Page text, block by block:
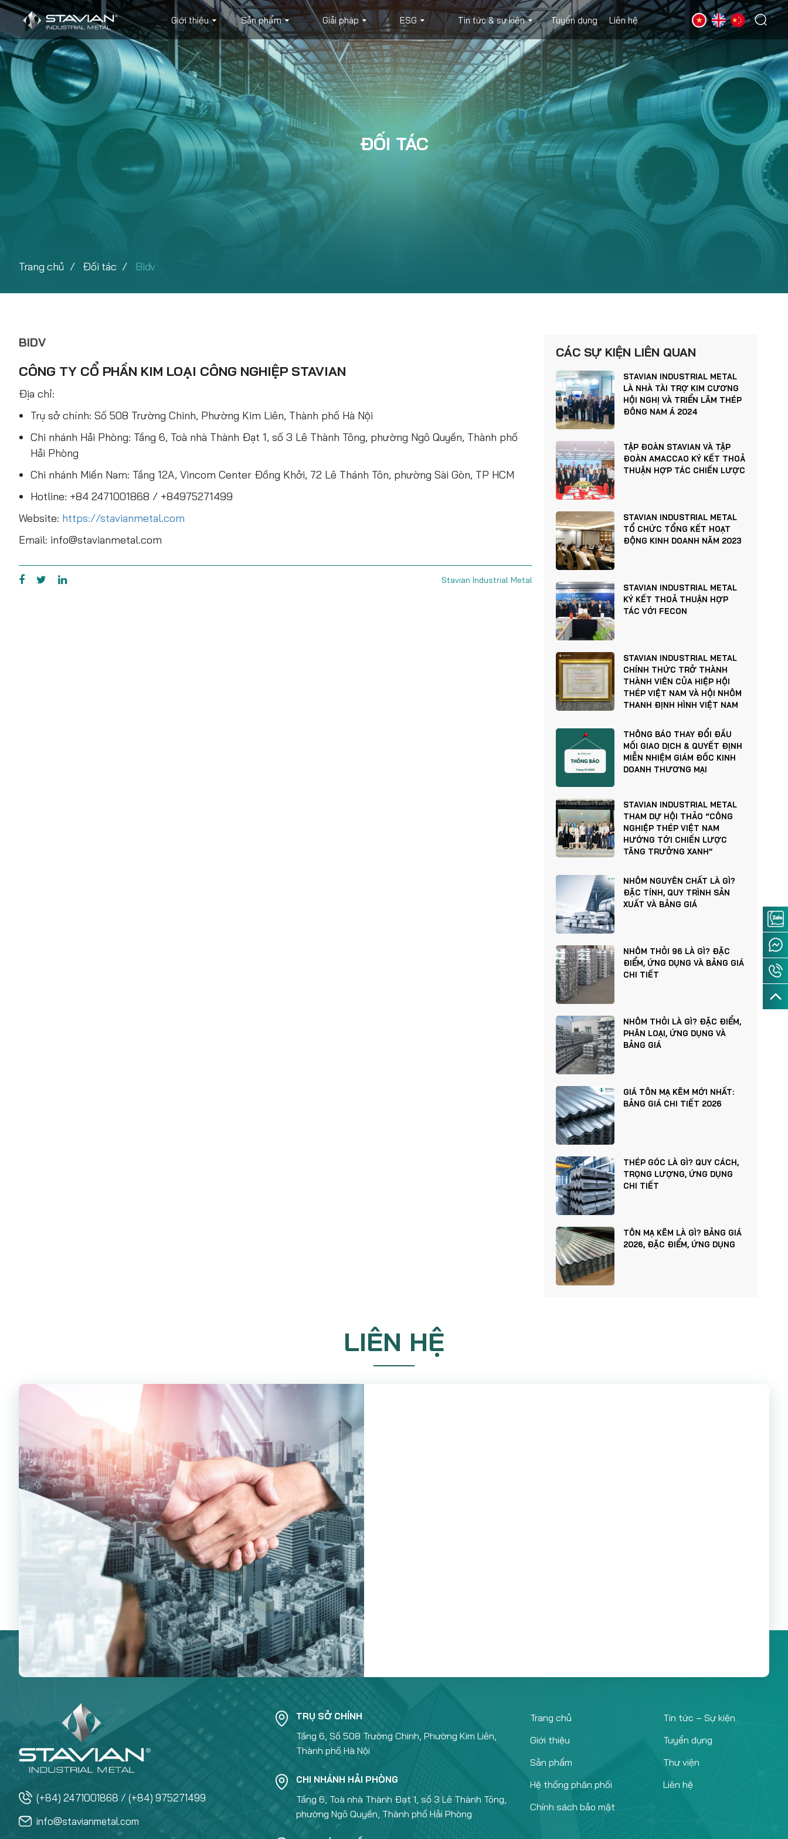
Giới thiệu Sản phẩm Giải pháp ESG Tin tức & sự kiện Tuyển dụng Liên hệ
Trang chủ Đối tác Bidv
ĐỐI TÁC
BIDV
CÔNG TY CỔ PHẦN KIM LOẠI CÔNG NGHIỆP STAVIAN
Địa chỉ:
Trụ sở chính: Số 508 Trường Chinh, Phường Kim Liên, Thành phố Hà Nội
Chi nhánh Hải Phòng: Tầng 6, Toà nhà Thành Đạt 1, số 3 Lê Thành Tông, phường Ngô Quyền, Thành phố
Hải Phòng
Chi nhánh Miền Nam: Tầng 12A, Vincom Center Đồng Khởi, 72 Lê Thánh Tôn, phường Sài Gòn, TP HCM
Hotline: +84 2471001868 / +84975271499
Website: https://stavianmetal.com
Email: info@stavianmetal.com
Stavian Industrial Metal
CÁC SỰ KIỆN LIÊN QUAN
STAVIAN INDUSTRIAL METAL
LÀ NHÀ TÀI TRỢ KIM CƯƠNG
HỘI NGHỊ VÀ TRIỂN LÃM THÉP
ĐÔNG NAM Á 2024
TẬP ĐOÀN STAVIAN VÀ TẬP
ĐOÀN AMACCAO KÝ KẾT THOẢ
THUẬN HỢP TÁC CHIẾN LƯỢC
STAVIAN INDUSTRIAL METAL
TỔ CHỨC TỔNG KẾT HOẠT
ĐỘNG KINH DOANH NĂM 2023
STAVIAN INDUSTRIAL METAL
KÝ KẾT THOẢ THUẬN HỢP
TÁC VỚI FECON
STAVIAN INDUSTRIAL METAL
CHÍNH THỨC TRỞ THÀNH
THÀNH VIÊN CỦA HIỆP HỘI
THÉP VIỆT NAM VÀ HỘI NHÔM
THANH ĐỊNH HÌNH VIỆT NAM
THÔNG BÁO THAY ĐỔI ĐẦU
MỐI GIAO DỊCH & QUYẾT ĐỊNH
MIỄN NHIỆM GIÁM ĐỐC KINH
DOANH THƯƠNG MẠI
STAVIAN INDUSTRIAL METAL
THAM DỰ HỘI THẢO “CÔNG
NGHIỆP THÉP VIỆT NAM
HƯỚNG TỚI CHIẾN LƯỢC
TĂNG TRƯỞNG XANH”
NHÔM NGUYÊN CHẤT LÀ GÌ?
ĐẶC TÍNH, QUY TRÌNH SẢN
XUẤT VÀ BẢNG GIÁ
NHÔM THỎI 96 LÀ GÌ? ĐẶC
ĐIỂM, ỨNG DỤNG VÀ BẢNG GIÁ
CHI TIẾT
NHÔM THỎI LÀ GÌ? ĐẶC ĐIỂM,
PHÂN LOẠI, ỨNG DỤNG VÀ
BẢNG GIÁ
GIÁ TÔN MẠ KẼM MỚI NHẤT:
BẢNG GIÁ CHI TIẾT 2026
THÉP GÓC LÀ GÌ? QUY CÁCH,
TRỌNG LƯỢNG, ỨNG DỤNG
CHI TIẾT
TÔN MẠ KẼM LÀ GÌ? BẢNG GIÁ
2026, ĐẶC ĐIỂM, ỨNG DỤNG
LIÊN HỆ
(+84) 2471001868 / (+84) 975271499
info@stavianmetal.com
TRỤ SỞ CHÍNH
Tầng 6, Số 508 Trường Chinh, Phường Kim Liên,
Thành phố Hà Nội
CHI NHÁNH HẢI PHÒNG
Tầng 6, Toà nhà Thành Đạt 1, số 3 Lê Thành Tông,
phường Ngô Quyền, Thành phố Hải Phòng
Trang chủ
Giới thiệu
Sản phẩm
Hệ thống phân phối
Chính sách bảo mật
Tin tức – Sự kiện
Tuyển dụng
Thư viện
Liên hệ